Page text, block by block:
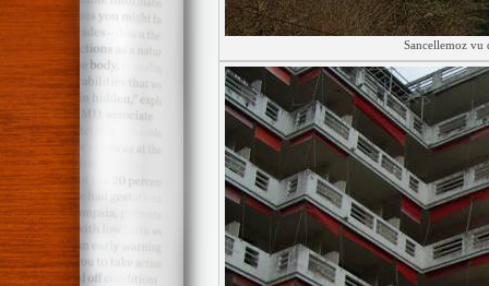
Sancellemoz vu